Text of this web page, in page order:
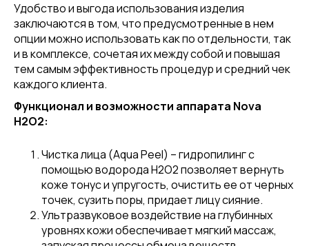
Удобство и выгода использования изделия
заключаются в том, что предусмотренные в нем
опции можно использовать как по отдельности, так
и в комплексе, сочетая их между собой и повышая
тем самым эффективность процедур и средний чек
каждого клиента.
Функционал и возможности аппарата Nova
H2O2:
Чистка лица (Aqua Peel) – гидропилинг с
помощью водорода H2O2 позволяет вернуть
коже тонус и упругость, очистить ее от черных
точек, сузить поры, придает лицу сияние.
Ультразвуковое воздействие на глубинных
уровнях кожи обеспечивает мягкий массаж,